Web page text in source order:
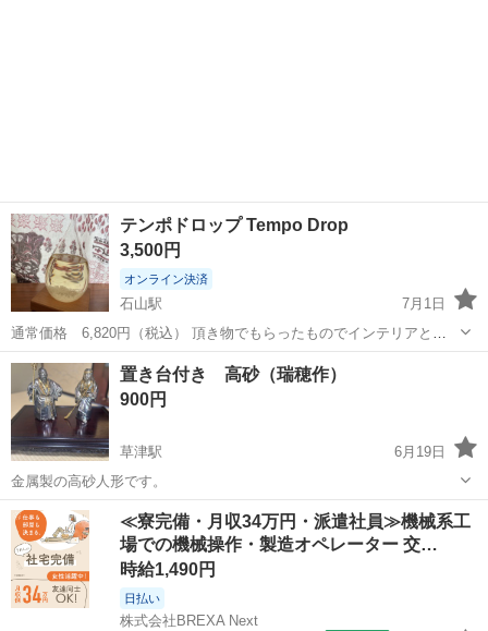
テンポドロップ Tempo Drop
3,500円
オンライン決済
石山駅
7月1日
通常価格 6,820円（税込） 頂き物でもらったものでインテリアとし
て楽しんでいましたが引っ越しに伴い手放そうと思います。 経年劣化
により中の薬品が自然とあめ色っぽくなっておりますが結晶は問題な
くお楽しみいた...
滋賀 大津市 石山駅 インテリア雑貨/小物
置き台付き 高砂（瑞穂作）
900円
草津駅
6月19日
金属製の高砂人形です。
滋賀 草津市 草津駅 インテリア雑貨/小物
≪寮完備・月収34万円・派遣社員≫機械系工
場での機械操作・製造オペレーター 交…
時給1,490円
日払い
株式会社BREXA Next